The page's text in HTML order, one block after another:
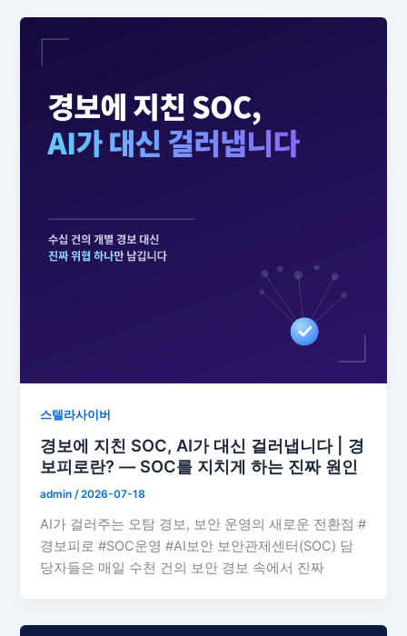
스텔라사이버
경보에 지친 SOC, AI가 대신 걸러냅니다 | 경
보피로란? — SOC를 지치게 하는 진짜 원인
admin/2026-07-18
AI가 걸러주는 오탐 경보, 보안 운영의 새로운 전환점 #
경보피로 #SOC운영 #AI보안 보안관제센터(SOC) 담
당자들은 매일 수천 건의 보안 경보 속에서 진짜